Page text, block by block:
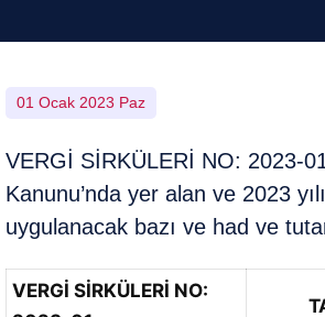
01 Ocak 2023 Paz
VERGİ SİRKÜLERİ NO: 2023-
Kanunu’nda yer alan ve 2023
uygulanacak bazı ve had ve
VERGİ SİRKÜLERİ NO: